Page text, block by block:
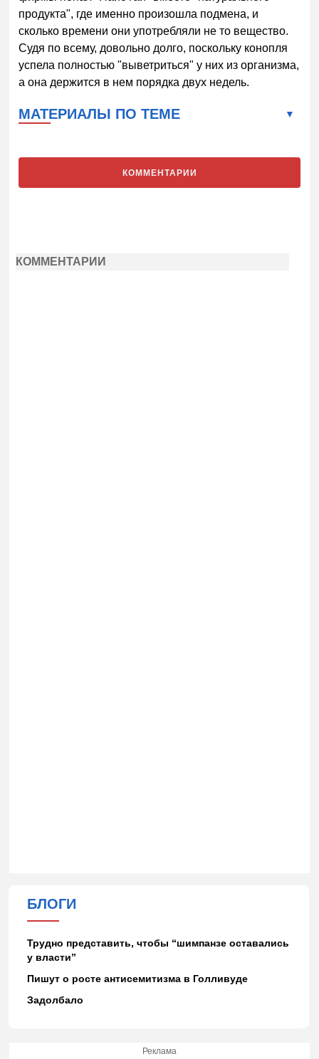
продукта", где именно произошла подмена, и
сколько времени они употребляли не то вещество.
Судя по всему, довольно долго, поскольку конопля
успела полностью "выветриться" у них из организма,
а она держится в нем порядка двух недель.
МАТЕРИАЛЫ ПО ТЕМЕ
КОММЕНТАРИИ
КОММЕНТАРИИ
БЛОГИ
Трудно представить, чтобы “шимпанзе оставались
у власти”
Пишут о росте антисемитизма в Голливуде
Задолбало
Реклама